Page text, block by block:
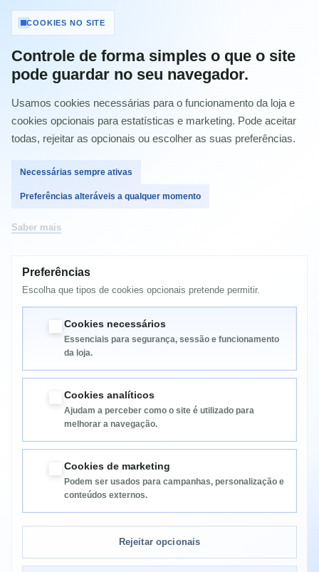
MAIS INFORMAÇÃO
DCP-1510W, DCP-1610W, DCP-1612W, MFC-1810, MFC-1910W,
HL-1110, HL-1210W, HL-1212W
DCP 1512
DCP 1610W
HL 1210W
MFC 1810
MFC 1910
Informação
Categorias
Informação da Loja
COOKIES NO SITE
Controle de forma simples o que o site
pode guardar no seu navegador.
Usamos cookies necessárias para o funcionamento da loja e
cookies opcionais para estatísticas e marketing. Pode aceitar
todas, rejeitar as opcionais ou escolher as suas preferências.
Necessárias sempre ativas
Preferências alteráveis a qualquer momento
Saber mais
Preferências
Escolha que tipos de cookies opcionais pretende permitir.
Cookies necessários
Essenciais para segurança, sessão e funcionamento
da loja.
Cookies analíticos
Ajudam a perceber como o site é utilizado para
melhorar a navegação.
Cookies de marketing
Podem ser usados para campanhas, personalização e
conteúdos externos.
Rejeitar opcionais